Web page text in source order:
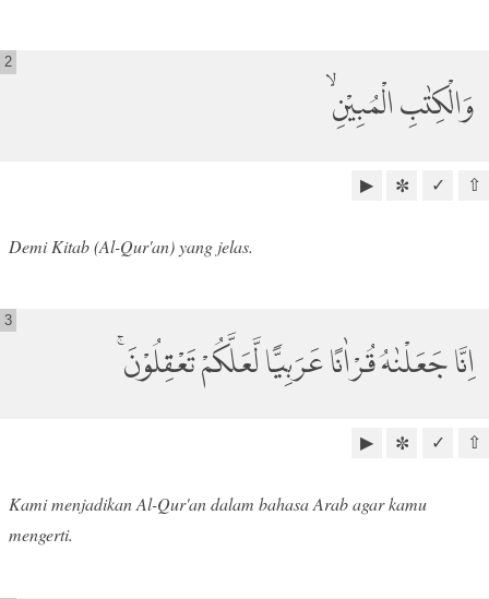
وَالْكِتٰبِ الْمُبِيْنِ ۙ
2
⇧
✓
✼
▶
Demi Kitab (Al-Qur'an) yang jelas.
اِنَّا جَعَلْنٰهُ قُرْاٰنًا عَرَبِيًّا لَّعَلَّكُمْ تَعْقِلُوْنَۚ
3
⇧
✓
✼
▶
Kami menjadikan Al-Qur'an dalam bahasa Arab agar kamu
mengerti.